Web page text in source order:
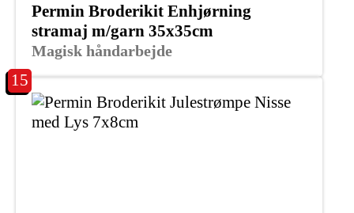
Magisk håndarbejde
Permin Broderikit Enhjørning
stramaj m/garn 35x35cm
15